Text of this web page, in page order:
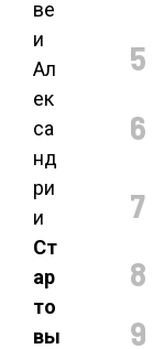
Ст
ар
то
вы